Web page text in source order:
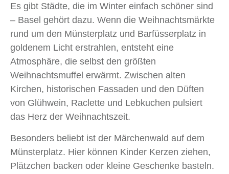
Es gibt Städte, die im Winter einfach schöner sind
– Basel gehört dazu. Wenn die Weihnachtsmärkte
rund um den Münsterplatz und Barfüsserplatz in
goldenem Licht erstrahlen, entsteht eine
Atmosphäre, die selbst den größten
Weihnachtsmuffel erwärmt. Zwischen alten
Kirchen, historischen Fassaden und den Düften
von Glühwein, Raclette und Lebkuchen pulsiert
das Herz der Weihnachtszeit.
Besonders beliebt ist der Märchenwald auf dem
Münsterplatz. Hier können Kinder Kerzen ziehen,
Plätzchen backen oder kleine Geschenke basteln.